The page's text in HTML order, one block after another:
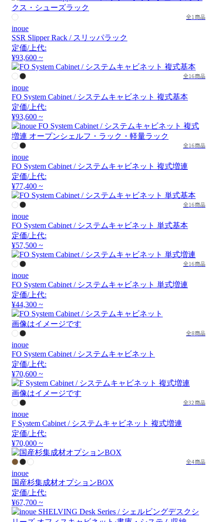
全1商品
inoue
SSR Slipper Rack / スリッパラック
定価/上代:
¥93,600 ~
全16商品
inoue
FO System Cabinet / システムキャビネット 複式基本
定価/上代:
¥93,600 ~
全16商品
inoue
FO System Cabinet / システムキャビネット 複式増連
定価/上代:
¥77,400 ~
全16商品
inoue
FO System Cabinet / システムキャビネット 単式基本
定価/上代:
¥57,500 ~
全16商品
inoue
FO System Cabinet / システムキャビネット 単式増連
定価/上代:
¥44,300 ~
画像はイメージです
全8商品
inoue
FO System Cabinet / システムキャビネット
定価/上代:
¥70,600 ~
画像はイメージです
全32商品
inoue
F System Cabinet / システムキャビネット 複式増連
定価/上代:
¥70,000 ~
全4商品
inoue
国産杉集成材オプションBOX
定価/上代:
¥67,700 ~